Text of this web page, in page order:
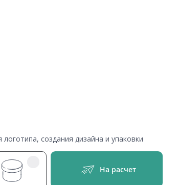
создания дизайна и упаковки
На расчет